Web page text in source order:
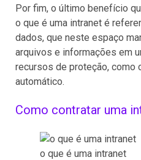
Por fim, o último benefício
o que é uma intranet é
dados, que neste espaço
arquivos e informações em
recursos de proteção, como
automático.
Como contratar uma
o que é uma intranet